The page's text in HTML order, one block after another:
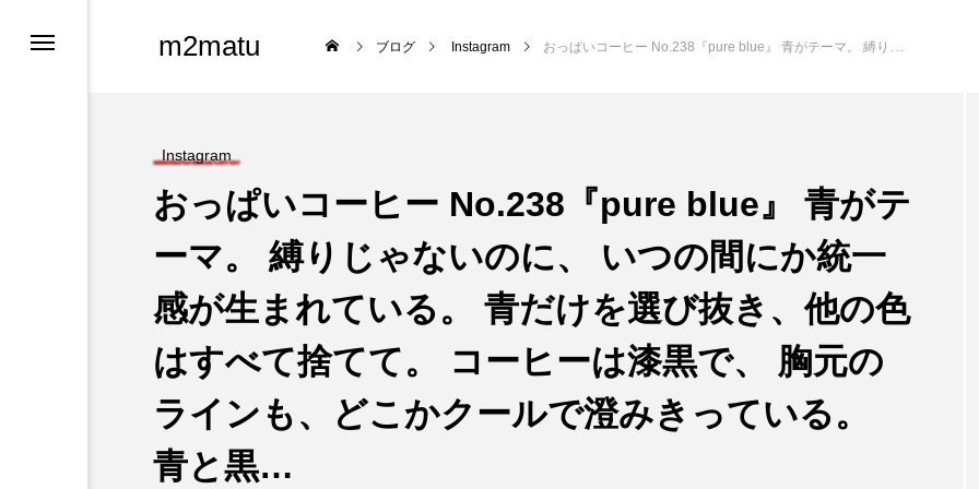
m2matu ブログ Instagram おっぱいコーヒー No.238『pure blue』 青がテーマ。 縛りじゃないのに、 いつの間にか統一感が生まれている。 青だけを選び抜き、他の色はすべて捨てて。 コーヒーは漆黒で、 胸元のラインも、どこかクールで澄みきっている。 青と黒…
Instagram
おっぱいコーヒー No.238『pure blue』 青がテ
ーマ。 縛りじゃないのに、 いつの間にか統一
感が生まれている。 青だけを選び抜き、他の色
はすべて捨てて。 コーヒーは漆黒で、 胸元の
ラインも、どこかクールで澄みきっている。
青と黒…